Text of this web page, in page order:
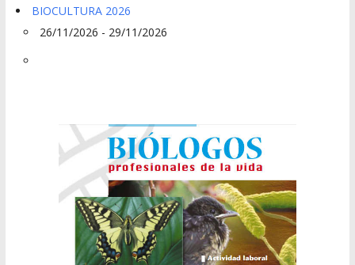
BIOCULTURA 2026
26/11/2026 - 29/11/2026